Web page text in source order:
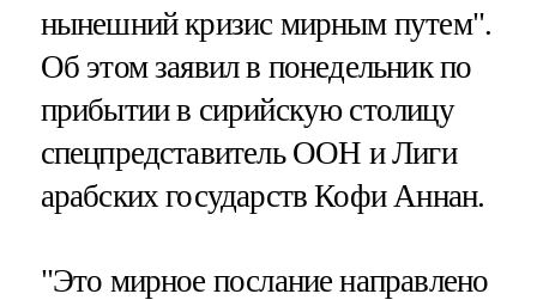
нынешний кризис мирным путем".
Об этом заявил в понедельник по
прибытии в сирийскую столицу
спецпредставитель ООН и Лиги
арабских государств Кофи Аннан.
"Это мирное послание направлено